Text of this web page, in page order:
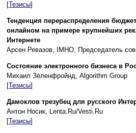
[Тезисы]
Тенденция перераспределения
онлайном на примере крупнейших
Интернете
Арсен Ревазов, IMHO, Председатель
Состояние электронного бизнеса в
Михаил Зеленфройнд, Algorithm Group
[Тезисы]
Дамоклов трезубец для русского
Антон Носик, Lenta.Ru/Vesti.Ru
[Тезисы]